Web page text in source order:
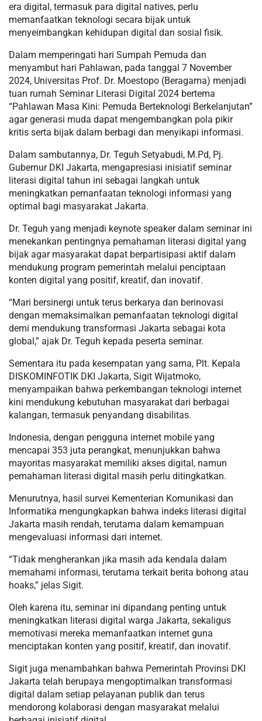
era digital, termasuk para digital natives, perlu
memanfaatkan teknologi secara bijak untuk
menyeimbangkan kehidupan digital dan sosial fisik.
Dalam memperingati hari Sumpah Pemuda dan
menyambut hari Pahlawan, pada tanggal 7 November
2024, Universitas Prof. Dr. Moestopo (Beragama) menjadi
tuan rumah Seminar Literasi Digital 2024 bertema
“Pahlawan Masa Kini: Pemuda Berteknologi Berkelanjutan”
agar generasi muda dapat mengembangkan pola pikir
kritis serta bijak dalam berbagi dan menyikapi informasi.
Dalam sambutannya, Dr. Teguh Setyabudi, M.Pd, Pj.
Gubernur DKI Jakarta, mengapresiasi inisiatif seminar
literasi digital tahun ini sebagai langkah untuk
meningkatkan pemanfaatan teknologi informasi yang
optimal bagi masyarakat Jakarta.
Dr. Teguh yang menjadi keynote speaker dalam seminar ini
menekankan pentingnya pemahaman literasi digital yang
bijak agar masyarakat dapat berpartisipasi aktif dalam
mendukung program pemerintah melalui penciptaan
konten digital yang positif, kreatif, dan inovatif.
“Mari bersinergi untuk terus berkarya dan berinovasi
dengan memaksimalkan pemanfaatan teknologi digital
demi mendukung transformasi Jakarta sebagai kota
global,” ajak Dr. Teguh kepada peserta seminar.
Sementara itu pada kesempatan yang sama, Plt. Kepala
DISKOMINFOTIK DKI Jakarta, Sigit Wijatmoko,
menyampaikan bahwa perkembangan teknologi internet
kini mendukung kebutuhan masyarakat dari berbagai
kalangan, termasuk penyandang disabilitas.
Indonesia, dengan pengguna internet mobile yang
mencapai 353 juta perangkat, menunjukkan bahwa
mayoritas masyarakat memiliki akses digital, namun
pemahaman literasi digital masih perlu ditingkatkan.
Menurutnya, hasil survei Kementerian Komunikasi dan
Informatika mengungkapkan bahwa indeks literasi digital
Jakarta masih rendah, terutama dalam kemampuan
mengevaluasi informasi dari internet.
“Tidak mengherankan jika masih ada kendala dalam
memahami informasi, terutama terkait berita bohong atau
hoaks,” jelas Sigit.
Oleh karena itu, seminar ini dipandang penting untuk
meningkatkan literasi digital warga Jakarta, sekaligus
memotivasi mereka memanfaatkan internet guna
menciptakan konten yang positif, kreatif, dan inovatif.
Sigit juga menambahkan bahwa Pemerintah Provinsi DKI
Jakarta telah berupaya mengoptimalkan transformasi
digital dalam setiap pelayanan publik dan terus
mendorong kolaborasi dengan masyarakat melalui